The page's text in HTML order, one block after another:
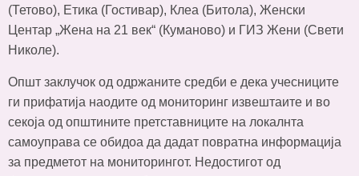
(Тетово), Етика (Гостивар), Клеа (Битола), Женски
Центар „Жена на 21 век“ (Куманово) и ГИЗ Жени (Свети
Николе).
Општ заклучок од одржаните средби е дека учесниците
ги прифатија наодите од мониторинг извештаите и во
секоја од општините претставниците на локалнта
самоуправа се обидоа да дадат повратна информација
за предметот на мониторингот. Недостигот од